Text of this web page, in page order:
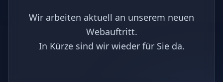
Wir arbeiten aktuell an unserem neuen
Webauftritt.
In Kürze sind wir wieder für Sie da.